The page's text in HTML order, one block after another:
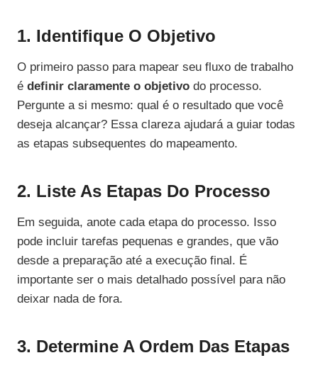
1. Identifique O Objetivo
O primeiro passo para mapear seu fluxo de trabalho
é definir claramente o objetivo do processo.
Pergunte a si mesmo: qual é o resultado que você
deseja alcançar? Essa clareza ajudará a guiar todas
as etapas subsequentes do mapeamento.
2. Liste As Etapas Do Processo
Em seguida, anote cada etapa do processo. Isso
pode incluir tarefas pequenas e grandes, que vão
desde a preparação até a execução final. É
importante ser o mais detalhado possível para não
deixar nada de fora.
3. Determine A Ordem Das Etapas